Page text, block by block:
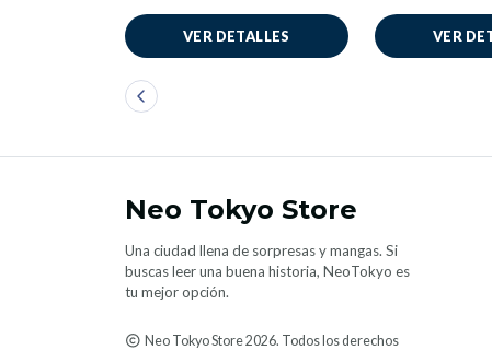
VER DETALLES VER
Neo Tokyo Store
Una ciudad llena de sorpresas y mangas. Si
buscas leer una buena historia, NeoTokyo es
tu mejor opción.
Neo Tokyo Store 2026. Todos los derechos